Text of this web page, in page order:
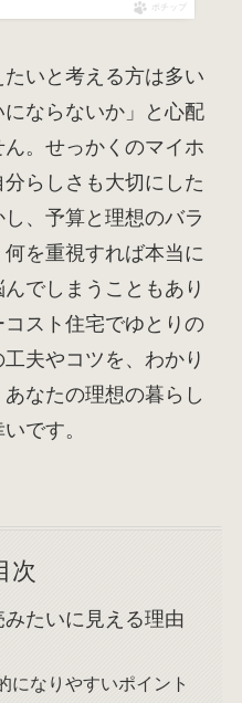
ポチップ
いと考える方は多い
ならないか」と心配
。せっかくのマイホ
らしさも大切にした
、予算と理想のバラ
を重視すれば本当に
でしまうこともあり
スト住宅でゆとりの
夫やコツを、わかり
なたの理想の暮らし
です。
次
たいに見える理由
になりやすいポイント